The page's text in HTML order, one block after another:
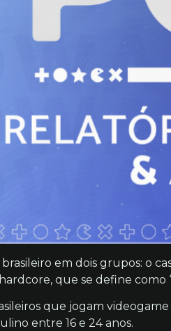
em dois grupos: o
que se define como
que jogam
entre 16 e 24 anos.